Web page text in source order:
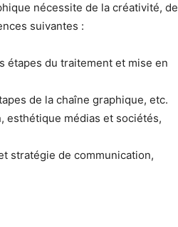
nécessite de la créativité, de
suivantes :
étapes du traitement et mise en
de la chaîne graphique, etc.
esthétique médias et sociétés,
stratégie de communication,